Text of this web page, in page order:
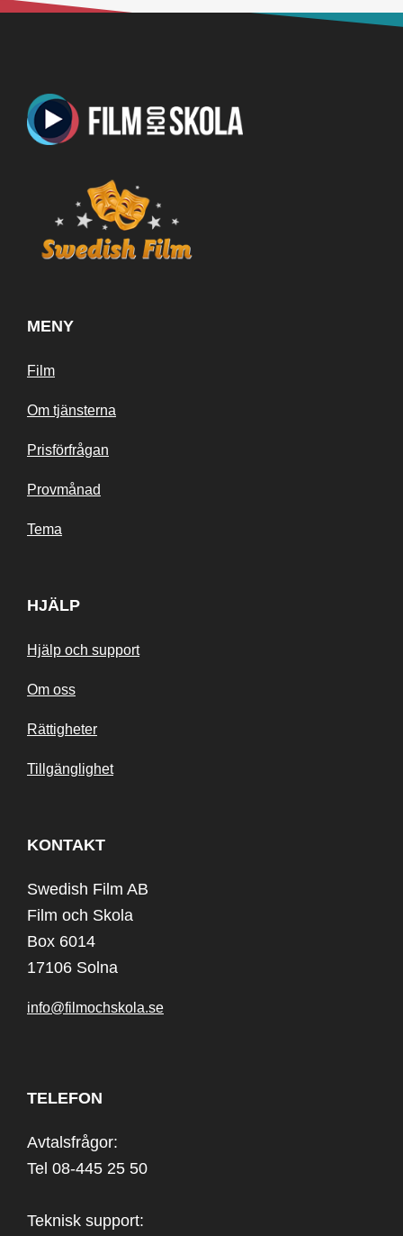
MENY
Film
Om tjänsterna
Prisförfrågan
Provmånad
Tema
HJÄLP
Hjälp och support
Om oss
Rättigheter
Tillgänglighet
KONTAKT
Swedish Film AB
Film och Skola
Box 6014
17106 Solna
info@filmochskola.se
TELEFON
Avtalsfrågor:
Tel 08-445 25 50
Teknisk support: